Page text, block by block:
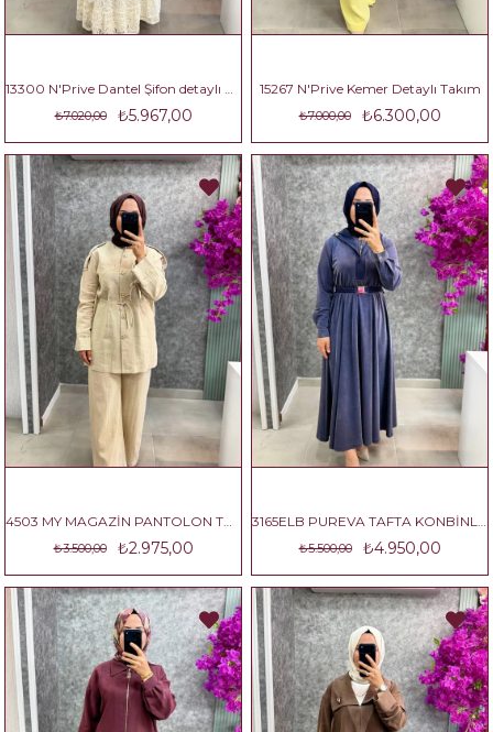
₺5.967,00
₺7.020,00
15267 N'Prive Kemer Detaylı Takım
₺6.300,00
₺7.000,00
4503 MY MAGAZİN PANTOLON TAKIM
₺2.975,00
₺3.500,00
3165ELB PUREVA TAFTA KONBİNLİ ELBİSE
₺4.950,00
₺5.500,00